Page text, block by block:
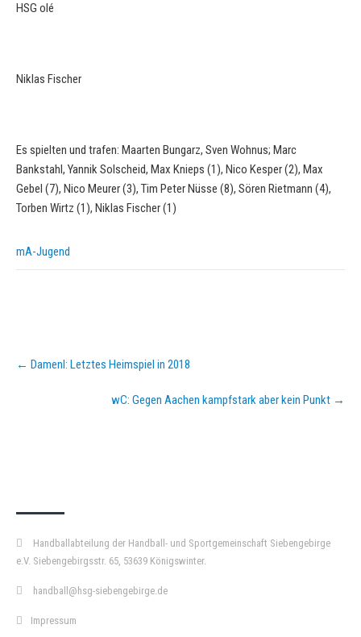
HSG olé
Niklas Fischer
Es spielten und trafen: Maarten Bungarz, Sven Wohnus; Marc
Bankstahl, Yannik Solscheid, Max Knieps (1), Nico Kesper (2), Max
Gebel (7), Nico Meurer (3), Tim Peter Nüsse (8), Sören Rietmann (4),
Torben Wirtz (1), Niklas Fischer (1)
mA-Jugend
Post
navigation
← DamenI: Letztes Heimspiel in 2018
wC: Gegen Aachen kampfstark aber kein Punkt →
Handballabteilung der Handball- und Sportgemeinschaft Siebengebirge
e.V. Siebengebirgsstr. 65, 53639 Königswinter.
handball@hsg-siebengebirge.de
Impressum